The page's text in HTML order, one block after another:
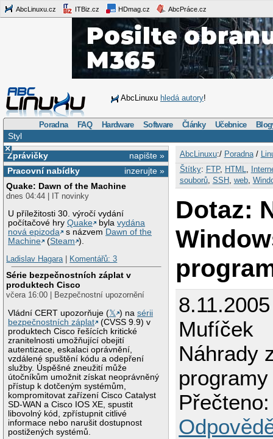
AbcLinuxu.cz ITBiz.cz HDmag.cz AbcPráce.cz
AbcLinuxu hledá autory!
Poradna FAQ Hardware Software Články Učebnice
Styl
×
napište »
Zprávičky
inzerujte »
Pracovní nabídky
Quake: Dawn of the Machine
dnes 04:44 | IT novinky
U příležitosti 30. výročí vydání
počítačové hryQuake bylavydána
nová epizoda
s názvem Dawn of the
Machine
(Steam ).
Ladislav Hagara| Komentářů: 3
Série bezpečnostních záplat v
produktech Cisco
včera 16:00 | Bezpečnostní upozornění
Vládní CERT upozorňuje (𝕏 ) nasérii
bezpečnostních záplat
(CVSS 9.9) v
produktech Cisco řešících kritické
zranitelnosti umožňující obejití
autentizace, eskalaci oprávnění,
vzdálené spuštění kódu a odepření
služby. Úspěšné zneužití může
útočníkům umožnit získat neoprávněný
přístup k dotčeným systémům,
kompromitovat zařízení Cisco Catalyst
SD-WAN a Cisco IOS XE, spustit
libovolný kód, zpřístupnit citlivé
informace nebo narušit dostupnost
postižených systémů.
AbcLinuxu:/ Poradna/
Štítky: FTP, HTML
souborů, SSH, web,
Dotaz:
Mufíček
Náhrady
programy